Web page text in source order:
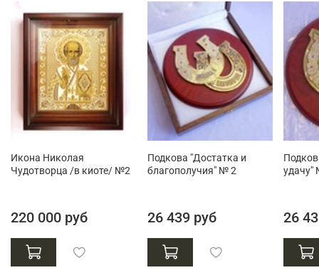
Икона Николая
Чудотворца /в киоте/ №2
220 000 руб
Подкова "Достатка и
благополучия" № 2
26 439 руб
удачу"
26